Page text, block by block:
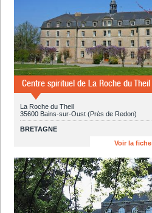
Centre spirituel de La Roche du Theil
La Roche du Theil
35600 Bains-sur-Oust (Près de Redon)
BRETAGNE
Voir la fiche